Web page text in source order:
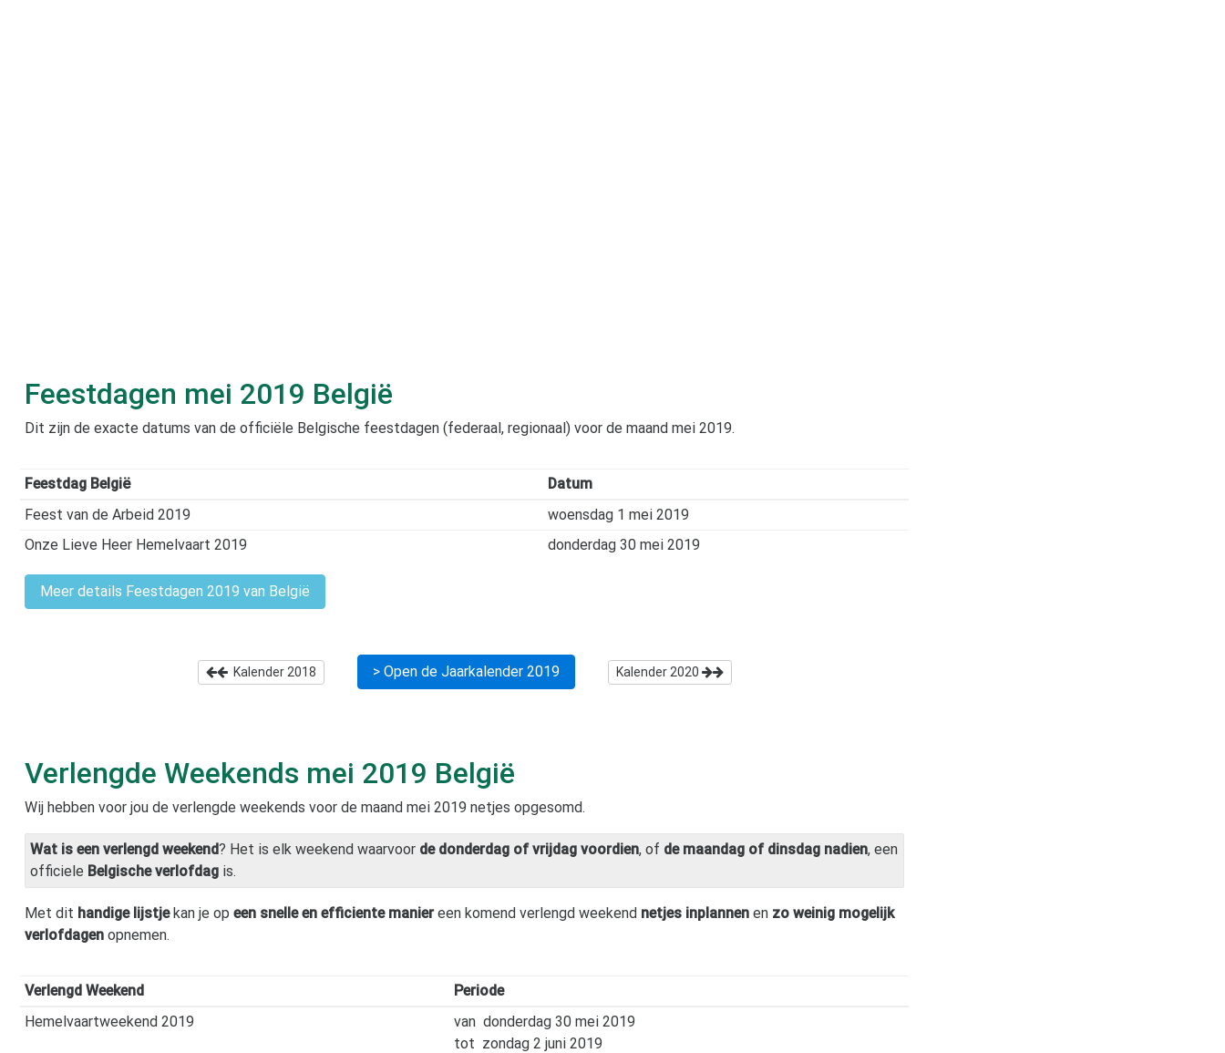
Feestdagen mei 2019 België
Dit zijn de exacte datums van de officiële Belgische feestdagen (federaal, regionaal) voor de maand mei 2019.
Feestdag België
Datum
Feest van de Arbeid 2019
woensdag 1 mei 2019
Onze Lieve Heer Hemelvaart 2019
donderdag 30 mei 2019
Meer details Feestdagen 2019 van België
Kalender 2018 > Open de Jaarkalender 2019 Kalender 2020
Verlengde Weekends mei 2019 België
Wij hebben voor jou de verlengde weekends voor de maand mei 2019 netjes opgesomd.
Wat is een verlengd weekend? Het is elk weekend waarvoor de donderdag of vrijdag voordien, of de maandag of dinsdag nadien, een
officiele Belgische verlofdag is.
Met dit handige lijstjekan je op een snelle en efficiente maniereen komend verlengd weekend netjes inplannen en zo weinig mogelijk
verlofdagen opnemen.
Verlengd Weekend
Periode
Hemelvaartweekend 2019
van donderdag 30 mei 2019
tot zondag 2 juni 2019